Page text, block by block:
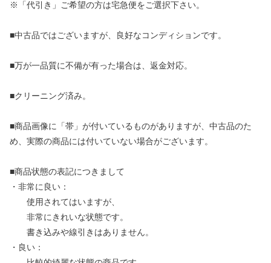
※「代引き」ご希望の方は宅急便をご選択下さい。
■中古品ではございますが、良好なコンディションです。
■万が一品質に不備が有った場合は、返金対応。
■クリーニング済み。
■商品画像に「帯」が付いているものがありますが、中古品のた
め、実際の商品には付いていない場合がございます。
■商品状態の表記につきまして
・非常に良い：
使用されてはいますが、
非常にきれいな状態です。
書き込みや線引きはありません。
・良い：